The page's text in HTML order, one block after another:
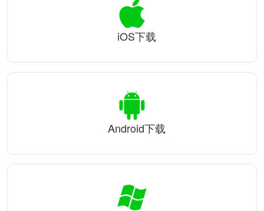
iOS下载
Android下载